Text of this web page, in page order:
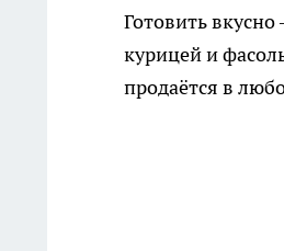
Готовить
курицей и
продаётся в